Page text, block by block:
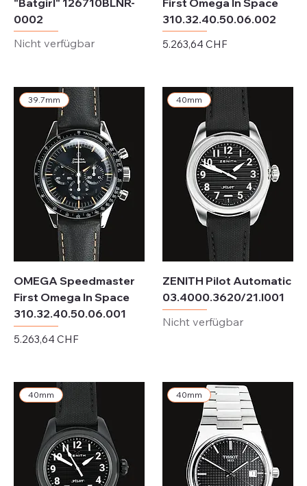
0002
Nicht verfügbar
310.32.40.50.06.002
Preis
5.263,64 CHF
39.7mm
OMEGA Speedmaster
First Omega In Space
310.32.40.50.06.001
Preis
5.263,64 CHF
40mm
ZENITH Pilot Automatic
03.4000.3620/21.I001
Nicht verfügbar
40mm 40mm